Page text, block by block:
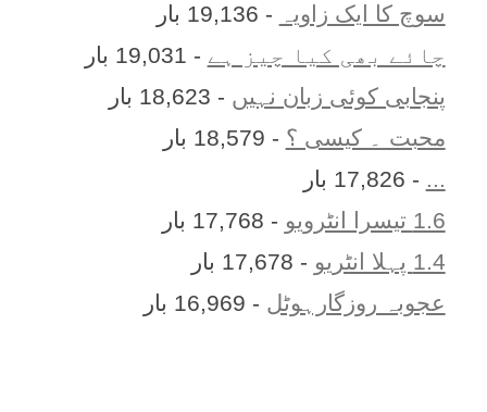
سوچ کا ایک زاویہ
- 19,136 بار
چائے بھی کیا چیز ہے - 19,031 بار
پنجابی کوئی زبان نہیں - 18,623 بار
محبت ۔ کیسی ؟ - 18,579 بار
... - 17,826 بار
1.6 تیسرا انٹرویو
- 17,768 بار
1.4 پہلا انٹریو
- 17,678 بار
عجوبہ روزگارہوٹل - 16,969 بار